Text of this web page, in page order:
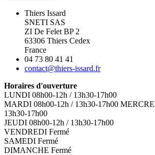
Thiers Issard
SNETI SAS
ZI De Felet BP 2
63306 Thiers Cedex
France
04 73 80 41 41
contact@thiers-issard.fr
Horaires d'ouverture
LUNDI 08h00-12h / 13h30-17h00
MARDI 08h00-12h / 13h30-17h00
13h30-17h00
JEUDI 08h00-12h / 13h30-17h00
VENDREDI Fermé
SAMEDI Fermé
DIMANCHE Fermé